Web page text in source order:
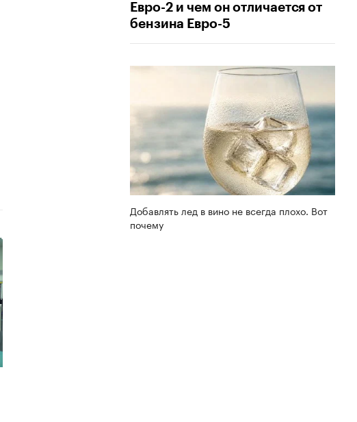
Евро-2 и чем он отличается от
бензина Евро-5
Добавлять лед в вино не всегда плохо. Вот
почему